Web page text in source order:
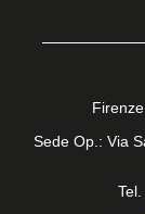
Sede Op.: Via